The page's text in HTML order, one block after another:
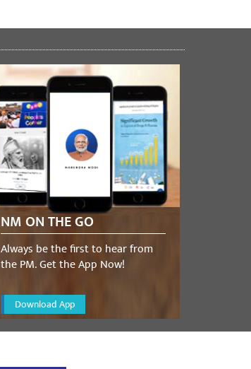
NM ON THE GO
Always be the first to hear from
the PM. Get the App Now!
Download App